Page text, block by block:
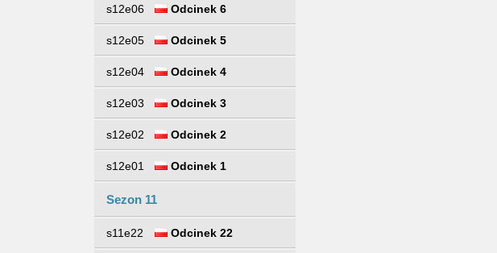
s12e06 Odcinek 6
s12e05 Odcinek 5
s12e04 Odcinek 4
s12e03 Odcinek 3
s12e02 Odcinek 2
s12e01 Odcinek 1
Sezon 11
s11e22 Odcinek 22